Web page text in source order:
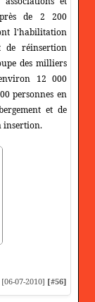
de 2 200
l'habilitation
de réinsertion
des milliers
12 000
personnes en
et de
insertion.
07-2010] [#56]